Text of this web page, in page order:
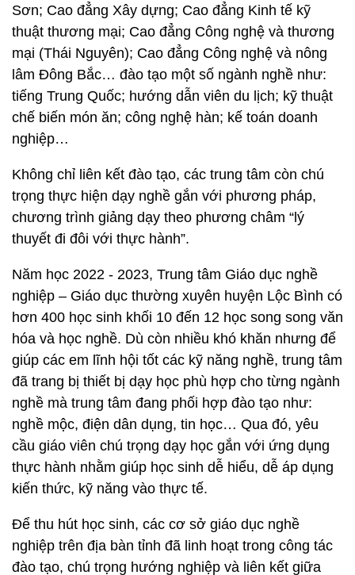
Sơn; Cao đẳng Xây dựng; Cao đẳng Kinh tế kỹ
thuật thương mại; Cao đẳng Công nghệ và thương
mại (Thái Nguyên); Cao đẳng Công nghệ và nông
lâm Đông Bắc… đào tạo một số ngành nghề như:
tiếng Trung Quốc; hướng dẫn viên du lịch; kỹ thuật
chế biến món ăn; công nghệ hàn; kế toán doanh
nghiệp…
Không chỉ liên kết đào tạo, các trung tâm còn chú
trọng thực hiện dạy nghề gắn với phương pháp,
chương trình giảng dạy theo phương châm “lý
thuyết đi đôi với thực hành”.
Năm học 2022 - 2023, Trung tâm Giáo dục nghề
nghiệp – Giáo dục thường xuyên huyện Lộc Bình có
hơn 400 học sinh khối 10 đến 12 học song song văn
hóa và học nghề. Dù còn nhiều khó khăn nhưng để
giúp các em lĩnh hội tốt các kỹ năng nghề, trung tâm
đã trang bị thiết bị dạy học phù hợp cho từng ngành
nghề mà trung tâm đang phối hợp đào tạo như:
nghề mộc, điện dân dụng, tin học… Qua đó, yêu
cầu giáo viên chú trọng dạy học gắn với ứng dụng
thực hành nhằm giúp học sinh dễ hiểu, dễ áp dụng
kiến thức, kỹ năng vào thực tế.
Để thu hút học sinh, các cơ sở giáo dục nghề
nghiệp trên địa bàn tỉnh đã linh hoạt trong công tác
đào tạo, chú trọng hướng nghiệp và liên kết giữa